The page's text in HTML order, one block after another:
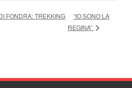
FONDRA: TREKKING
“IO SONO LA
REGINA”